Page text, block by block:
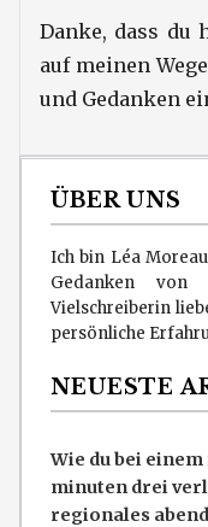
Danke, dass du
auf meinen
und Gedanken
ÜBER UNS
Ich bin Léa
Gedanken von
Vielschreiberin
persönliche
NEUESTE
Wie du bei
minuten drei
regionales